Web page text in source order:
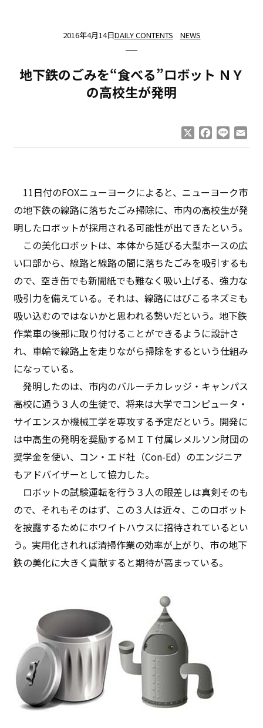
2016年4月14日DAILY CONTENTS NEWS
地下鉄のごみを“食べる”ロボット ＮＹ
の高校生が発明
Facebook
Line
11日付のFOXニューヨークによると、ニューヨーク市
の地下鉄の線路に落ちたごみ掃除に、市内の高校生が発
明したロボットが採用される可能性が出てきたという。
この美化ロボットは、本体から延びる大型ホースの広
い口部から、線路と線路の間に落ちたごみを吸引するも
ので、空き缶でも新聞紙でも難なく吸い上げる、強力な
吸引力を備えている。それは、線路にはびこるネズミも
吸い込むのではないかと思われる勢いだという。地下鉄
作業車の後部に取り付けることができるように設計さ
れ、車輪で線路上を走りながら掃除をするという仕組み
になっている。
発明したのは、市内のバルーチカレッジ・キャンパス
高校に通う３人の生徒で、将来は大学でコンピュータ・
サイエンスか機械工学を専攻する予定だという。開発に
は中高生の発明を奨励するＭＩＴ付属レメルソン財団の
奨学金を使い、コン・エド社（Con-Ed）のエンジニア
もアドバイザーとして協力した。
ロボットの試験運転を行う３人の眼差しは真剣そのも
ので、それもそのはず、この３人は近々、このロボット
を披露するためにホワイトハウスに招待されているとい
う。実用化されれば清掃作業の効率が上がり、市の地下
鉄の美化に大きく貢献すると期待が高まっている。